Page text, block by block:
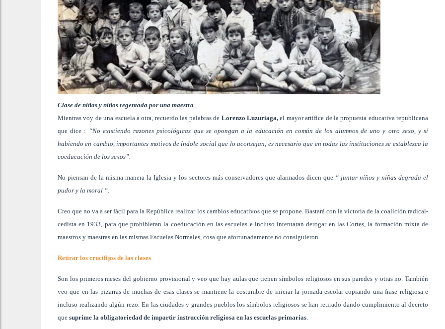
Clase de niñas y niños regentada por una maestra
Mientras voy de una escuela a otra, recuerdo las palabras de Lorenzo Luzuriaga,el mayor artífice de la propuesta educativa republicana
que dice : “No existiendo razones psicológicas que se opongan a la educación en común de los alumnos de uno y otro sexo, y sí
habiendo en cambio, importantes motivos de índole social que lo aconsejan, es necesario que en todas las instituciones se establezca la
coeducación de los sexos”.
No piensan de la misma manera la Iglesia y los sectores más conservadores que alarmados dicen que “ juntar niños y niñas degrada el
pudor y la moral “.
Creo que no va a ser fácil para la República realizar los cambios educativos que se propone. Bastará con la victoria de la coalición radical-
cedista en 1933, para que prohibieran la coeducación en las escuelas e incluso intentaran derogar en las Cortes, la formación mixta de
maestros y maestras en las mismas Escuelas Normales, cosa que afortunadamente no consiguieron.
Retirar los crucifijos de las clases
Son los primeros meses del gobierno provisional y veo que hay aulas que tienen símbolos religiosos en sus paredes y otras no. También
veo que en las pizarras de muchas de esas clases se mantiene la costumbre de iniciar la jornada escolar copiando una frase religiosa e
incluso realizando algún rezo. En las ciudades y grandes pueblos los símbolos religiosos se han retirado dando cumplimiento al decreto
que suprime la obligatoriedad de impartir instrucción religiosa en las escuelas primarias.